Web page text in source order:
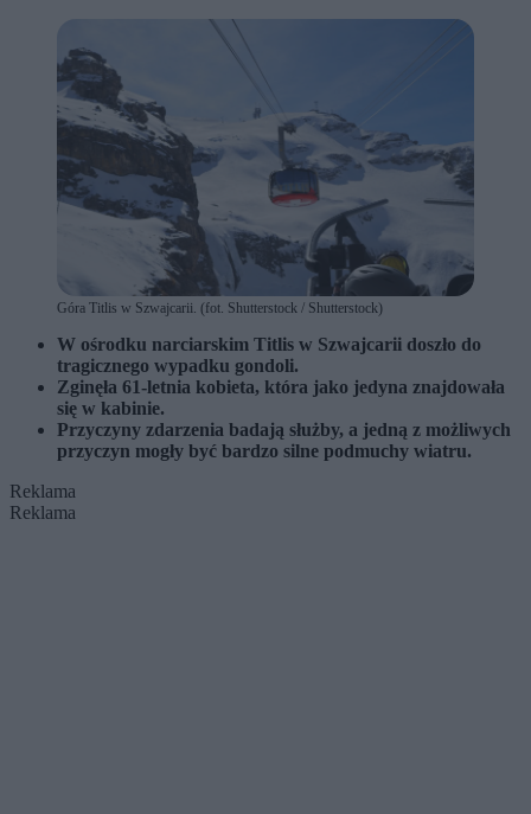
Góra Titlis w Szwajcarii. (fot. Shutterstock / Shutterstock)
W ośrodku narciarskim Titlis w Szwajcarii doszło do
tragicznego wypadku gondoli.
Zginęła 61-letnia kobieta, która jako jedyna znajdowała
się w kabinie.
Przyczyny zdarzenia badają służby, a jedną z możliwych
przyczyn mogły być bardzo silne podmuchy wiatru.
Reklama
Reklama